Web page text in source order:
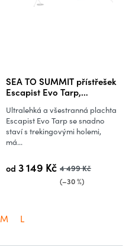
SEA TO SUMMIT přístřešek
Escapist Evo Tarp,
od 3 149 Kč 4 499 Kč
(–30 %)
Ultralehká a všestranná plachta
Escapist Evo Tarp se snadno
staví s trekingovými holemi,
má...
M L